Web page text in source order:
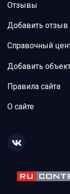
Отзывы
Добавить отзыв
Справочный
Добавить
Правила сайта
О сайте